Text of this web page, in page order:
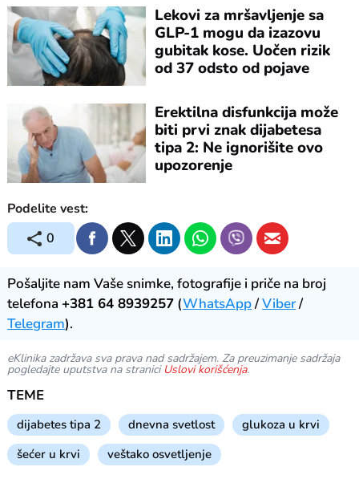
Lekovi za mršavljenje sa
GLP-1 mogu da izazovu
gubitak kose. Uočen rizik
od 37 odsto od pojave
Erektilna disfunkcija može
biti prvi znak dijabetesa
tipa 2: Ne ignorišite ovo
upozorenje
Podelite vest:
0
Pošaljite nam Vaše snimke, fotografije i priče na broj
telefona +381 64 8939257 (WhatsApp/Viber/
Telegram).
eKlinika zadržava sva prava nad sadržajem. Za preuzimanje sadržaja
pogledajte uputstva na stranici Uslovi korišćenja.
TEME
dijabetes tipa 2 dnevna svetlost
glukoza u krvi
šećer u krvi
veštako osvetljenje